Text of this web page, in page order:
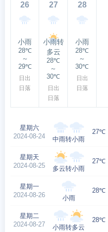
26
小雨
28℃
～
29℃
日出
日落
27
小雨转
多云
28℃
～
30℃
日出
日落
28
小雨
28℃
～
30℃
日出
日落
星期六
2024-08-24
中雨转小雨
27℃
星期天
2024-08-25
多云转小雨
27℃
星期一
2024-08-26
小雨
28℃
星期二
2024-08-27
小雨转多云
28℃